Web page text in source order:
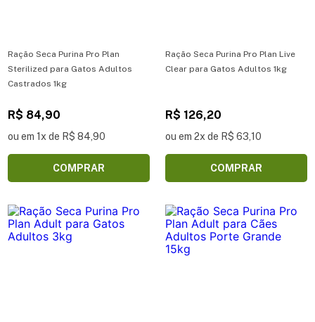
Ração Seca Purina Pro Plan
Sterilized para Gatos Adultos
Castrados 1kg
R$ 84,90
ou em 1x de R$ 84,90
COMPRAR
Ração Seca Purina Pro Plan Live
Clear para Gatos Adultos 1kg
R$ 126,20
ou em 2x de R$ 63,10
COMPRAR